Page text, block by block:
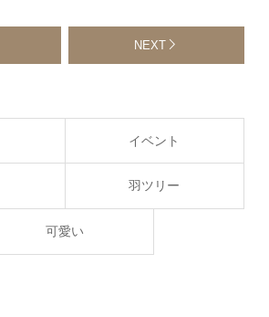
NEXT
イベント
羽ツリー
可愛い